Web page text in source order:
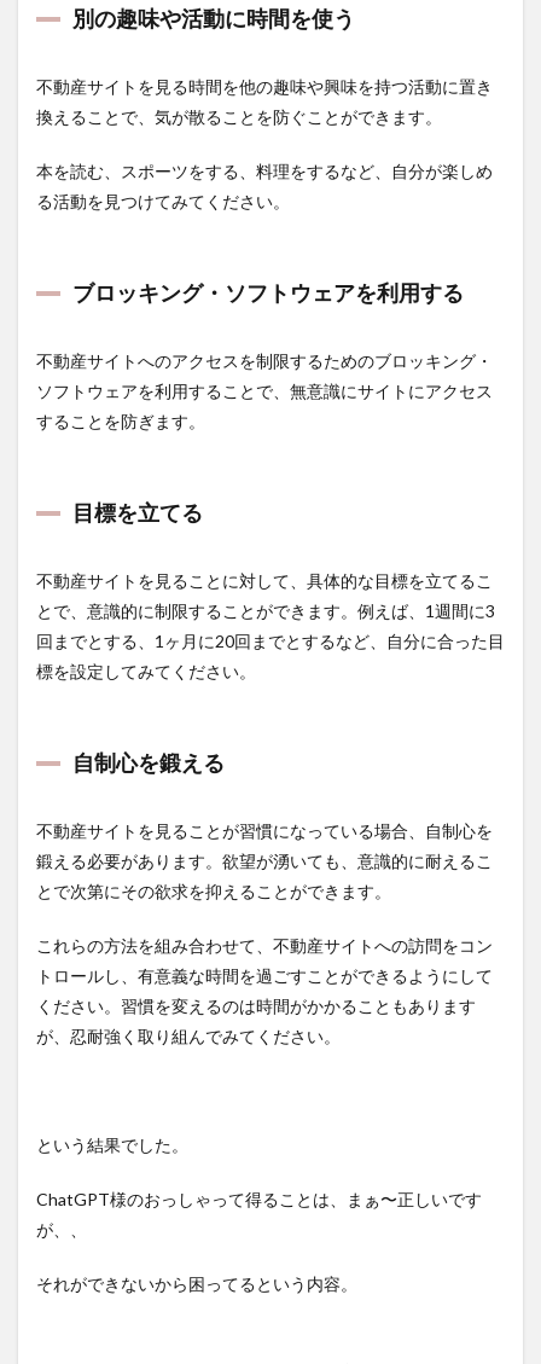
う
ブロ
ッキ
ン
ソフ
トウ
ェア
る
を立
てる
1.6
る
時間
を決
める
はチ
ャレ
1.8
リマ
を設
定す
る→
これ
ケそ
う！
1.9
別の
を使
がな
1.10
別の趣味や活動に時間を使う
不動産サイトを見る時間を他の趣味や興味を持つ活動に置き
換えることで、気が散ることを防ぐことができます。
本を読む、スポーツをする、料理をするなど、自分が楽しめ
る活動を見つけてみてください。
ブロッキング・ソフトウェアを利用する
不動産サイトへのアクセスを制限するためのブロッキング・
ソフトウェアを利用することで、無意識にサイトにアクセス
することを防ぎます。
目標を立てる
不動産サイトを見ることに対して、具体的な目標を立てるこ
とで、意識的に制限することができます。例えば、1週間に3
回までとする、1ヶ月に20回までとするなど、自分に合った目
標を設定してみてください。
自制心を鍛える
不動産サイトを見ることが習慣になっている場合、自制心を
鍛える必要があります。欲望が湧いても、意識的に耐えるこ
とで次第にその欲求を抑えることができます。
これらの方法を組み合わせて、不動産サイトへの訪問をコン
トロールし、有意義な時間を過ごすことができるようにして
ください。習慣を変えるのは時間がかかることもあります
が、忍耐強く取り組んでみてください。
という結果でした。
ChatGPT様のおっしゃって得ることは、まぁ〜正しいです
が、、
それができないから困ってるという内容。